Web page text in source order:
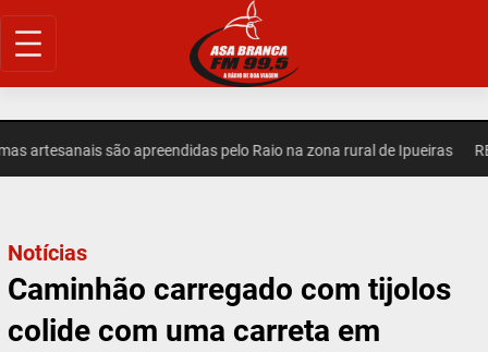
Pular
para
artesanais são apreendidas pelo Raio na zona rural de Ipueiras
Notícias
Caminhão carregado com tijolos
colide com uma carreta em